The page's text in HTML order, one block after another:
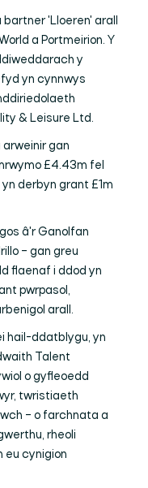
'Lloeren' arall
a Portmeirion. Y
y
yn cynnwys
& Leisure Ltd.
arweinir gan
£4.43m fel
derbyn grant £1m
â'r Ganolfan
– gan greu
flaenaf i ddod yn
pwrpasol,
arall.
hail-ddatblygu, yn
Talent
o gyfleoedd
twristiaeth
– o farchnata a
rheoli
eu cynigion